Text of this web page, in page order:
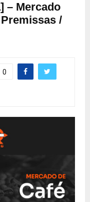
– Mercado
/
0